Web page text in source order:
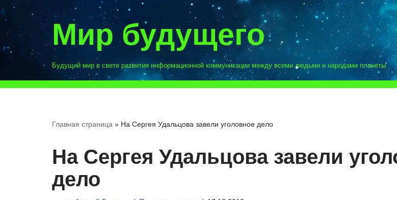
Перейти
к
содержимому
Мир будущего
Будущий мир в свете развития информационной коммуникации между всеми людьми и народами планеты
Главная страница » На Сергея Удальцова завели уголовное дело
На Сергея Удальцова завели
дело